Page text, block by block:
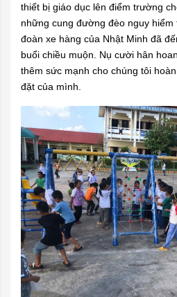
thiết bị giáo dục lên điểm trường
những cung đường đèo nguy hiểm
đoàn xe hàng của Nhật Minh đã
buổi chiều muộn. Nụ cười hân
thêm sức mạnh cho chúng tôi
đặt của mình.